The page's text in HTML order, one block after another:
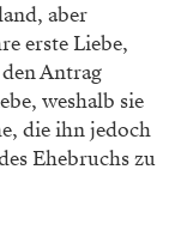
aber
erste Liebe,
Antrag
weshalb sie
die ihn jedoch
Ehebruchs zu